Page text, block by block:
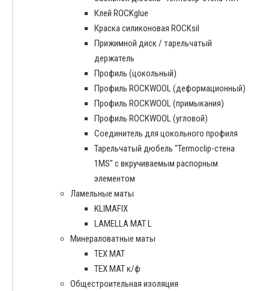
Клей ROCKglue
Краска силиконовая ROCKsil
Прижимной диск / тарельчатый
держатель
Профиль (цокольный)
Профиль ROCKWOOL (деформационный)
Профиль ROCKWOOL (примыкания)
Профиль ROCKWOOL (угловой)
Соединитель для цокольного профиля
Тарельчатый дюбель "Termoclip-стена
1MS" с вкручиваемым распорным
элементом
Ламельные маты
KLIMAFIX
LAMELLA MAT L
Минераловатные маты
ТЕХ МАТ
ТЕХ МАТ к/ф
Общестроительная изоляция